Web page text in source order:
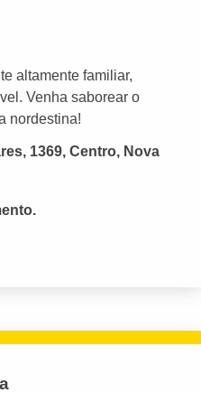
altamente familiar,
Venha saborear o
nordestina!
1369, Centro, Nova